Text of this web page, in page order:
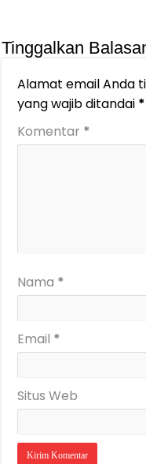
Tinggalkan
Alamat email Anda
yang wajib ditandai *
Komentar *
Nama *
Email *
Situs Web